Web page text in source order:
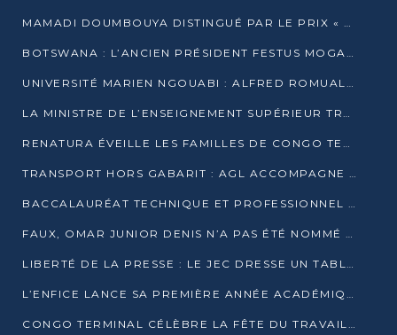
MAMADI DOUMBOUYA DISTINGUÉ PAR LE PRIX « SUPER GRAND BÂTISSEUR BABACAR N’DIAYE »
BOTSWANA : L’ANCIEN PRÉSIDENT FESTUS MOGAE EST MORT À 86 ANS
UNIVERSITÉ MARIEN NGOUABI : ALFRED ROMUALD NGUYA POATY SOUTIENT UNE THÈSE SUR LE PARADOXE DE LA CROISSANCE EN ZONE CEMAC
LA MINISTRE DE L’ENSEIGNEMENT SUPÉRIEUR TRACE SA FEUILLE DE ROUTE
RENATURA ÉVEILLE LES FAMILLES DE CONGO TERMINAL À LA PROTECTION DE L’ENVIRONNEMENT
TRANSPORT HORS GABARIT : AGL ACCOMPAGNE LE DÉVELOPPEMENT DU SECTEUR BRASSICOLE AU CONGO
BACCALAURÉAT TECHNIQUE ET PROFESSIONNEL : 16 352 CANDIDATS LANCÉS DANS LES ÉPREUVES D’EPS
FAUX, OMAR JUNIOR DENIS N’A PAS ÉTÉ NOMMÉ AIDE DE CAMP ADJOINT DE DENIS SASSOU NGUESSO
LIBERTÉ DE LA PRESSE : LE JEC DRESSE UN TABLEAU PRÉOCCUPANT AU CONGO
L’ENFICE LANCE SA PREMIÈRE ANNÉE ACADÉMIQUE AVEC 100 FUTURS ENSEIGNANTS
CONGO TERMINAL CÉLÈBRE LA FÊTE DU TRAVAIL AVEC SES COLLABORATEURS À POINTE-NOIRE